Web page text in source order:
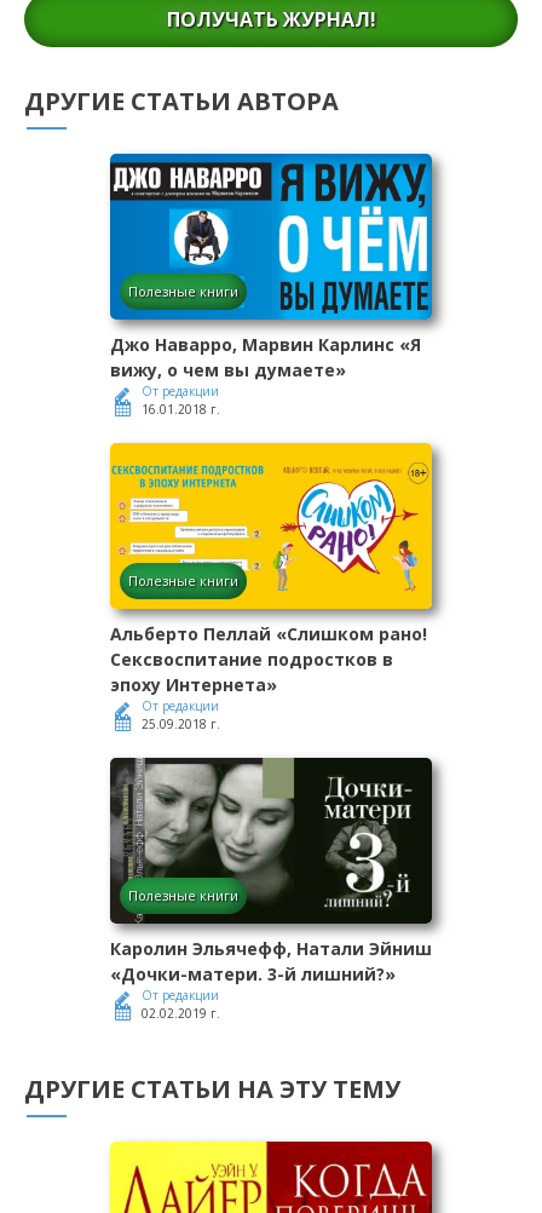
ПОЛУЧАТЬ ЖУРНАЛ!
ДРУГИЕ СТАТЬИ АВТОРА
Полезные книги
Джо Наварро, Марвин Карлинс «Я
вижу, о чем вы думаете»
От редакции
16.01.2018 г.
Полезные книги
Альберто Пеллай «Слишком рано!
Сексвоспитание подростков в
эпоху Интернета»
От редакции
25.09.2018 г.
Полезные книги
Каролин Эльячефф, Натали Эйниш
«Дочки-матери. 3-й лишний?»
От редакции
02.02.2019 г.
ДРУГИЕ СТАТЬИ НА ЭТУ ТЕМУ